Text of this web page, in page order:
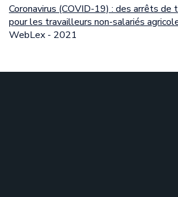
Coronavirus (COVID-19) : des arrêts de
pour les travailleurs non-salariés
WebLex - 2021